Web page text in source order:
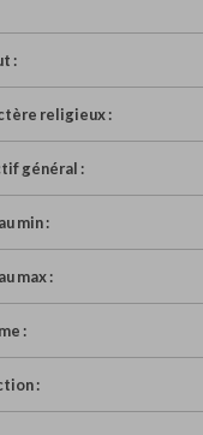
:
religieux :
général :
min :
max :
:
: